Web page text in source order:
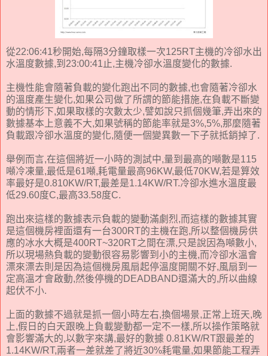
從22:06:41秒開始,每隔3分鐘取樣一次125RT主機的冷卻水出
水溫度數據,到23:00:41止,主機冷卻水溫度變化的數據.
主機性能會隨著負載的變化跑出不同的數據,也會隨著冷卻水
的溫度產生變化,如果公司做了所謂的節能措施,在負載不斷變
動的情形下,如果取樣的次數太少,譬如說只抓個幾筆,弄出來的
數據基本上意義不大,如果號稱的節能率就是3%,5%,那麼隨著
負載跟冷卻水溫度的變化,隨便一個變異數一下子就抵銷掉了.
舉例而言,在這個將近一小時的測試中,量到最高的噸數是115
噸冷凍量,最低是61噸,耗電量最高96KW,最低70KW,若是算效
率最好是0.810KW/RT,最差是1.14KW/RT.冷卻水進水溫度最
低29.60度C,最高33.58度C.
跑出來這樣的數據表示負載的變動滿劇烈,而這樣的數據其實
是這個機房裡面還有一台300RT的主機在跑,所以整個機房供
應的冰水大概是400RT~320RT之間在漂,只是說因為噸數小,
所以現場熱負載的變動很容易影響到小的主機,而冷卻水溫會
漂來漂去則是因為這個機房風扇起停溫度開關不好,風扇到一
定高溫才會啟動,然後停機的DEADBAND還滿大的,所以曲線
起伏不小.
上面的數據不過就是抓一個小時左右,換個場景,正常上班天,晚
上,假日的白天跟晚上負載變動都一定不一樣,所以操作策略就
會影響滿大的,以數字來講,最好的數據 0.81KW/RT跟最差的
1.14KW/RT,兩者一差就差了將近30%耗電量,如果節能工程弄